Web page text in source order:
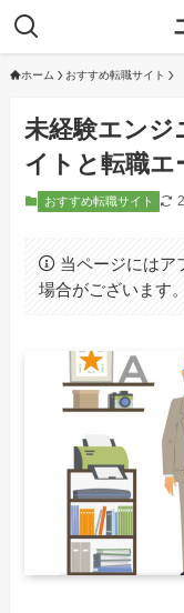
ホーム おすすめ転職サイト
未経験エンジ
イトと転職エ
おすすめ転職サイト
当ページにはア
場合がございます。